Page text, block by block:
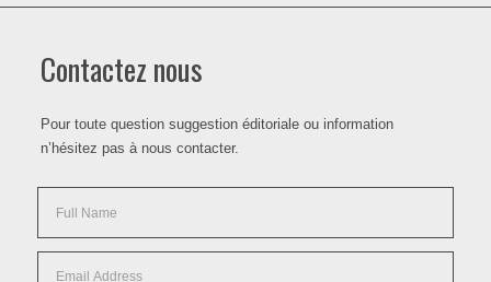
Contactez nous
Pour toute question suggestion éditoriale ou information
n’hésitez pas à nous contacter.